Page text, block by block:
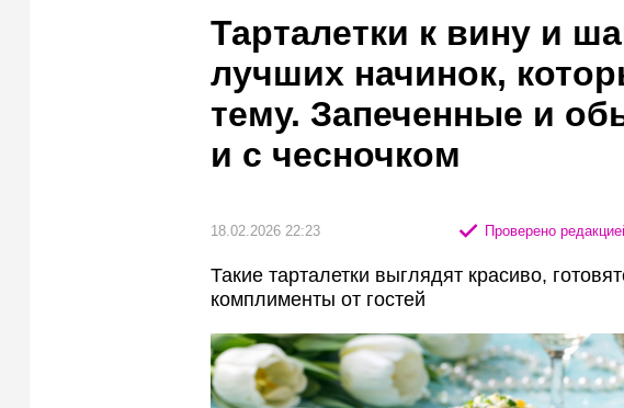
Тарталетки к вину и
лучших начинок,
тему. Запеченные и
и с чесночком
18.02.2026 22:23 Проверено
Такие тарталетки выглядят красиво,
комплименты от гостей